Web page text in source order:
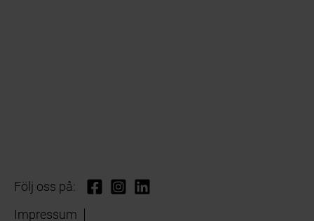
Följ oss på:
Impressum